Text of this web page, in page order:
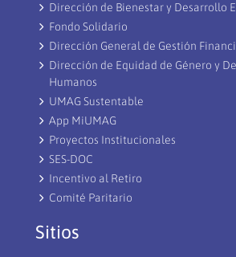
Dirección de Bienestar y Desarrollo
Fondo Solidario
Dirección General de Gestión
Dirección de Equidad de Género y
Humanos
UMAG Sustentable
App MiUMAG
Proyectos Institucionales
SES-DOC
Incentivo al Retiro
Comité Paritario
Sitios